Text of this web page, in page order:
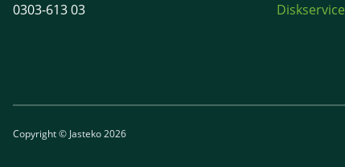
0303-613 03
Diskservice
Copyright © Jasteko 2026